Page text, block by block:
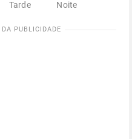
Tarde Noite